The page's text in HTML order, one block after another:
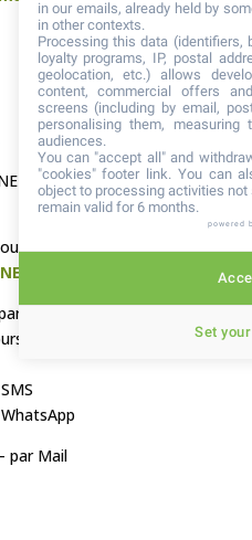
votreDistributeur
Téléphonique :
:
sur 7, de préférence de
par Mail
in our emails, already held by
in other contexts.
Processing this data (identifiers,
loyalty programs, IP, postal
geolocation, etc.) allows
content, commercial offers
screens (including by email,
personalising them, measuring
audiences.
You can "accept all" and
"cookies" footer link. You can
object to processing activities
remain valid for 6 months.
powered
Set